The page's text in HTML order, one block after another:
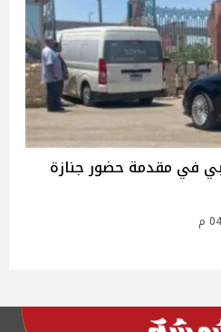
في مقدمة حضور جنازة